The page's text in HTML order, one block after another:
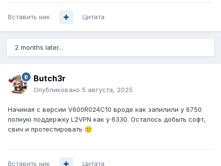
Вставить ник Цитата
2 months later...
Butch3r
Опубликовано 5 августа, 2025
Начиная с версии V600R024C10 вроде как запилили у 6750
полную поддержку L2VPN как у 6330. Осталось добыть софт,
свич и протестировать 🙂
Вставить ник Цитата